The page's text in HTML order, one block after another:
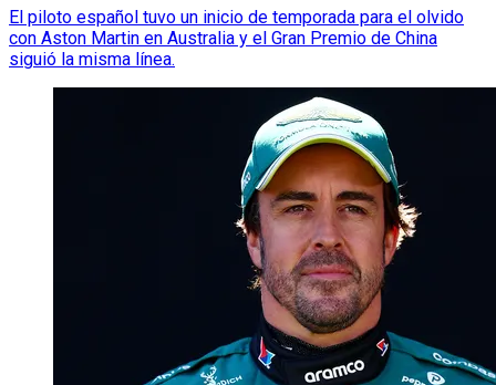
El piloto español tuvo un inicio de temporada para el olvido
con Aston Martin en Australia y el Gran Premio de China
siguió la misma línea.